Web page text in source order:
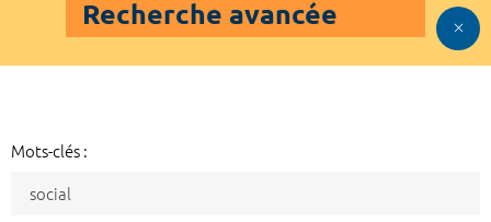
Recherche avancée
Mots-clés :